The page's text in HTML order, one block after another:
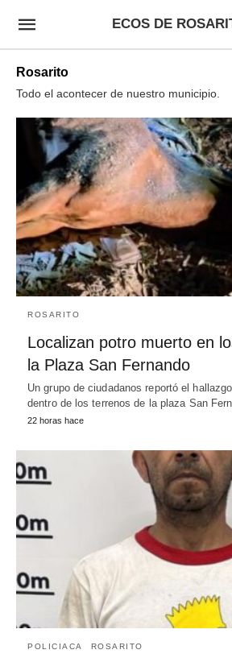
ECOS DE
Rosarito
Todo el acontecer de nuestro municipio.
ROSARITO
Localizan potro muerto en
la Plaza San Fernando
Un grupo de ciudadanos reportó el
dentro de los terrenos de la plaza San
22 horas hace
POLICIACA ROSARITO